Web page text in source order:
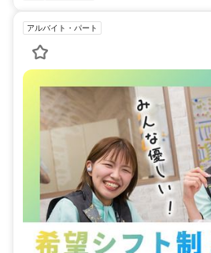
アルバイト・パート